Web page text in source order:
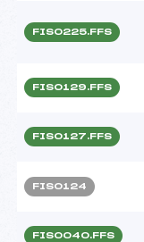
FIS0225.FFS
FIS0129.FFS
FIS0127.FFS
FIS0124
FIS0040.FFS